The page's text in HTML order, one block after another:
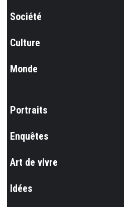
Société
Culture
Monde
Portraits
Enquêtes
Art de vivre
Idées